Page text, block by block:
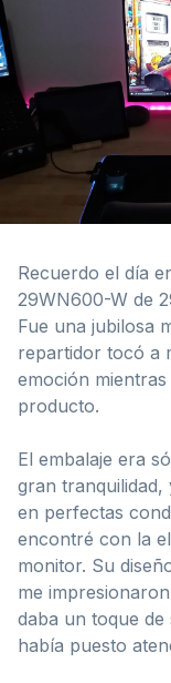
Recuerdo el día
29WN600-W de
Fue una jubilosa
repartidor tocó a
emoción
producto.
El embalaje era
gran tranquilidad,
en perfectas
encontré con la
monitor. Su
me
daba un toque de
había puesto